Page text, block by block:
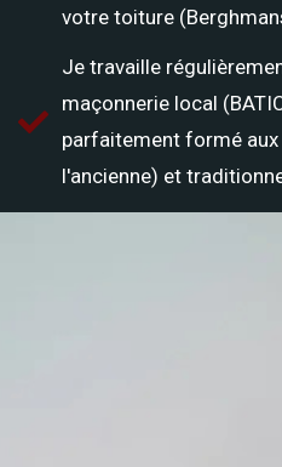
votre toiture
Je travaille
maçonnerie local
parfaitement formé
l'ancienne) et